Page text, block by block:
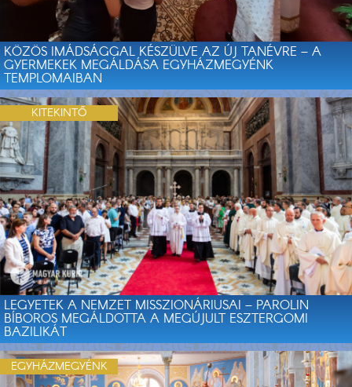
KÖZÖS IMÁDSÁGGAL KÉSZÜLVE AZ ÚJ TANÉVRE – A
GYERMEKEK MEGÁLDÁSA EGYHÁZMEGYÉNK
TEMPLOMAIBAN
LEGYETEK A NEMZET MISSZIONÁRIUSAI – PAROLIN
BÍBOROS MEGÁLDOTTA A MEGÚJULT ESZTERGOMI
BAZILIKÁT
KITEKINTŐ
EGYHÁZMEGYÉNK